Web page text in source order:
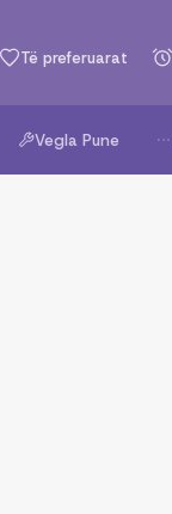
Të preferuarat
Vegla Pune